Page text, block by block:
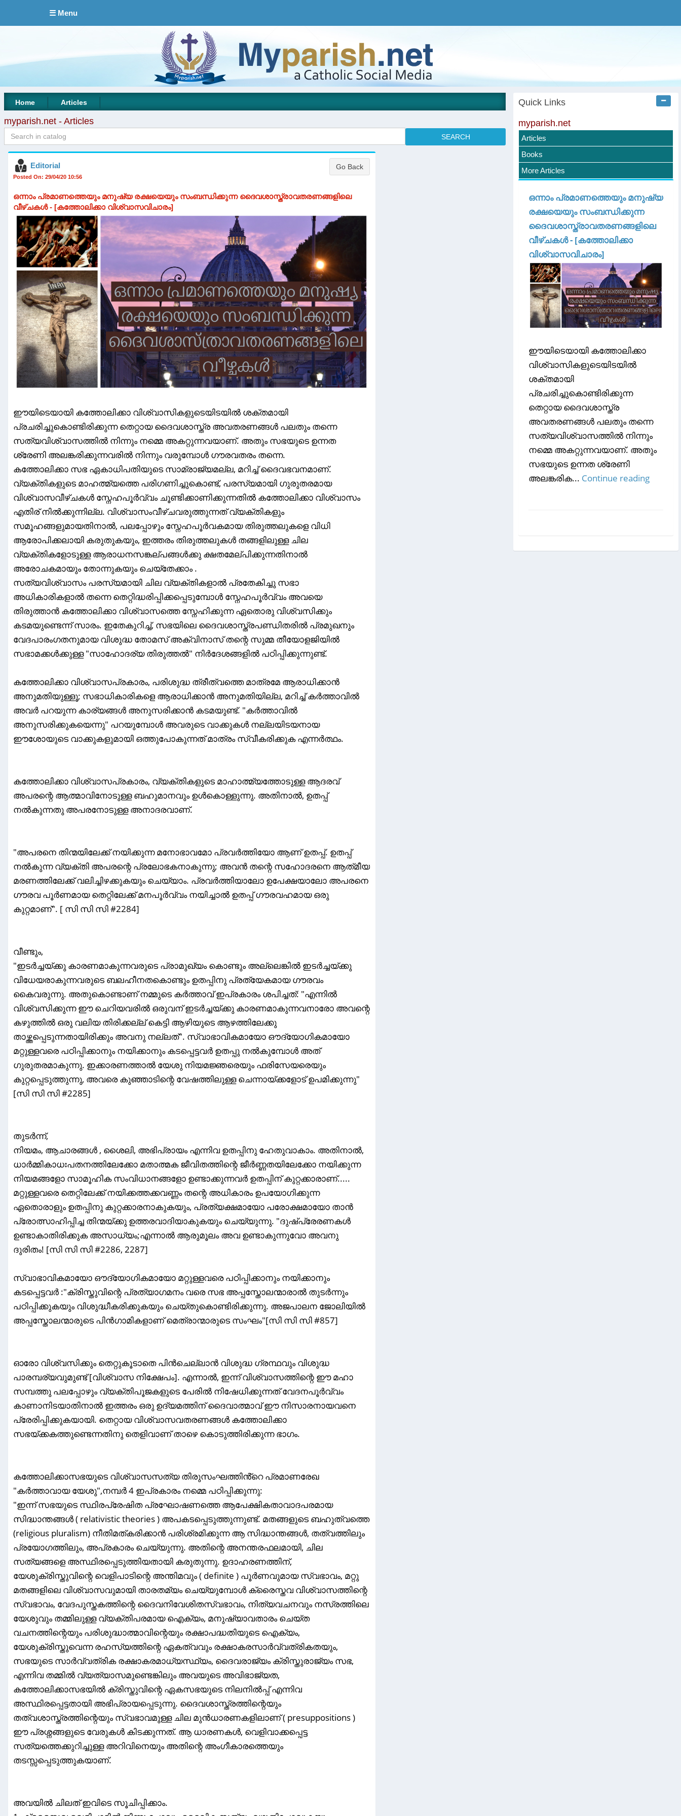
☰ Menu
Home Articles
myparish.net - Articles
Editorial
Posted On: 29/04/20 10:56
ഒന്നാം പ്രമാണത്തെയും മനുഷ്യ രക്ഷയെയും സംബന്ധിക്കുന്ന ദൈവശാസ്ത്രാവതരണങ്ങളിലെ
വീഴ്ചകൾ - [കത്തോലിക്കാ വിശ്വാസവിചാരം]
ഈയിടെയായി കത്തോലിക്കാ വിശ്വാസികളുടെയിടയിൽ ശക്തമായി
പ്രചരിച്ചുകൊണ്ടിരിക്കുന്ന തെറ്റായ ദൈവശാസ്ത്ര അവതരണങ്ങൾ പലതും തന്നെ
സത്യവിശ്വാസത്തിൽ നിന്നും നമ്മെ അകറ്റുന്നവയാണ്. അതും സഭയുടെ ഉന്നത
ശ്രേണി അലങ്കരിക്കുന്നവരിൽ നിന്നും വരുമ്പോൾ ഗൗരവതരം തന്നെ.
കത്തോലിക്കാ സഭ ഏകാധിപതിയുടെ സാമ്രാജ്യമല്ല, മറിച്ച് ദൈവഭവനമാണ്.
വ്യക്തികളുടെ മാഹത്മ്യത്തെ പരിഗണിച്ചുകൊണ്ട്, പരസ്യമായി ഗുരുതരമായ
വിശ്വാസവീഴ്ചകൾ സ്നേഹപൂർവ്വം ചൂണ്ടിക്കാണിക്കുന്നതിൽ കത്തോലിക്കാ വിശ്വാസം
എതിര് നിൽക്കുന്നില്ല. വിശ്വാസംവീഴ്ചവരുത്തുന്നത് വ്യക്തികളും
സമൂഹങ്ങളുമായതിനാൽ, പലപ്പോഴും സ്നേഹപൂർവകമായ തിരുത്തലുകളെ വിധി
ആരോപിക്കലായി കരുതുകയും, ഇത്തരം തിരുത്തലുകൾ തങ്ങളിലുള്ള ചില
വ്യക്തികളോടുള്ള ആരാധനസങ്കല്പങ്ങൾക്കു ക്ഷതമേല്പിക്കുന്നതിനാൽ
അരോചകമായും തോന്നുകയും ചെയ്തേക്കാം .
സത്യവിശ്വാസം പരസ്യമായി ചില വ്യക്തികളാൽ പ്രതേകിച്ചു സഭാ
അധികാരികളാൽ തന്നെ തെറ്റിദ്ധരിപ്പിക്കപ്പെടുമ്പോൾ സ്നേഹപൂർവ്വം അവയെ
തിരുത്താൻ കത്തോലിക്കാ വിശ്വാസത്തെ സ്നേഹിക്കുന്ന ഏതൊരു വിശ്വസിക്കും
കടമയുണ്ടെന്ന് സാരം. ഇതേകുറിച്ച്, സഭയിലെ ദൈവശാസ്ത്രപണ്ഡിതരിൽ പ്രമുഖനും
വേദപാരംഗതനുമായ വിശുദ്ധ തോമസ് അക്വിനാസ് തന്റെ സുമ്മ തീയോളജിയിൽ
സഭാമക്കൾക്കുള്ള "സാഹോദര്യ തിരുത്തൽ" നിർദേശങ്ങളിൽ പഠിപ്പിക്കുന്നുണ്ട്.
കത്തോലിക്കാ വിശ്വാസപ്രകാരം, പരിശുദ്ധ ത്രീത്വത്തെ മാത്രമേ ആരാധിക്കാൻ
അനുമതിയുള്ളൂ; സഭാധികാരികളെ ആരാധിക്കാൻ അനുമതിയില്ല, മറിച്ച് കർത്താവിൽ
അവർ പറയുന്ന കാര്യങ്ങൾ അനുസരിക്കാൻ കടമയുണ്ട്. "കർത്താവിൽ
അനുസരിക്കുകയെന്നു" പറയുമ്പോൾ അവരുടെ വാക്കുകൾ നല്ലയിടയനായ
ഈശോയുടെ വാക്കുകളുമായി ഒത്തുപോകുന്നത് മാത്രം സ്വീകരിക്കുക എന്നർത്ഥം.
കത്തോലിക്കാ വിശ്വാസപ്രകാരം, വ്യക്തികളുടെ മാഹാത്മ്യത്തോടുള്ള ആദരവ്
അപരന്റെ ആത്മാവിനോടുള്ള ബഹുമാനവും ഉൾകൊള്ളുന്നു. അതിനാൽ, ഉതപ്പ്
നൽകുന്നതു അപരനോടുള്ള അനാദരവാണ്‌.
"അപരനെ തിന്മയിലേക്ക് നയിക്കുന്ന മനോഭാവമോ പ്രവർത്തിയോ ആണ് ഉതപ്പ്‌. ഉതപ്പ്‌
നൽകുന്ന വ്യക്തി അപരന്റെ പ്രലോഭകനാകുന്നു; അവൻ തന്റെ സഹോദരനെ ആത്‌മീയ
മരണത്തിലേക്ക് വലിച്ചിഴക്കുകയും ചെയ്യാം. പ്രവർത്തിയാലോ ഉപേക്ഷയാലോ അപരനെ
ഗൗരവ പൂർണമായ തെറ്റിലേക്ക് മനപൂർവ്വം നയിച്ചാൽ ഉതപ്പ്‌ ഗൗരവഹമായ ഒരു
കുറ്റമാണ്". [ സി സി സി #2284]
വീണ്ടും,
"ഇടർച്ചയ്ക്കു കാരണമാകുന്നവരുടെ പ്രാമുഖ്യം കൊണ്ടും അല്ലെങ്കിൽ ഇടർച്ചയ്ക്കു
വിധേയരാകുന്നവരുടെ ബലഹീനതകൊണ്ടും ഉതപ്പിനു പ്രത്യേകമായ ഗൗരവം
കൈവരുന്നു. അതുകൊണ്ടാണ് നമ്മുടെ കർത്താവ് ഇപ്രകാരം ശപിച്ചത്: "എന്നിൽ
വിശ്വസിക്കുന്ന ഈ ചെറിയവരിൽ ഒരുവന് ഇടർച്ചയ്ക്കു കാരണമാകുന്നവനാരോ അവന്റെ
കഴുത്തിൽ ഒരു വലിയ തിരിക്കല്ല് കെട്ടി ആഴിയുടെ ആഴത്തിലേക്കു
താഴ്ത്തപ്പെടുന്നതായിരിക്കും അവനു നല്ലത്‌". സ്വാഭാവികമായോ ഔദ്യോഗികമായോ
മറ്റുള്ളവരെ പഠിപ്പിക്കാനും നയിക്കാനും കടപ്പെട്ടവർ ഉതപ്പു നൽകുമ്പോൾ അത്
ഗുരുതരമാകുന്നു. ഇക്കാരണത്താൽ യേശു നിയമജ്ഞരെയും ഫരിസേയരെയും
കുറ്റപ്പെടുത്തുന്നു, അവരെ കുഞ്ഞാടിന്റെ വേഷത്തിലുള്ള ചെന്നായ്ക്കളോട്‌ ഉപമിക്കുന്നു"
[സി സി സി #2285]
തുടർന്ന്,
നിയമം, ആചാരങ്ങൾ , ശൈലി, അഭിപ്രായം എന്നിവ ഉതപ്പിനു ഹേതുവാകാം. അതിനാൽ,
ധാർമ്മികാധഃപതനത്തിലേക്കോ മതാത്മക ജീവിതത്തിന്റെ ജീർണ്ണതയിലേക്കോ നയിക്കുന്ന
നിയമങ്ങളോ സാമൂഹിക സംവിധാനങ്ങളോ ഉണ്ടാക്കുന്നവർ ഉതപ്പിന് കുറ്റക്കാരാണ്.....
മറ്റുള്ളവരെ തെറ്റിലേക്ക്‌ നയിക്കത്തക്കവണ്ണം തന്റെ അധികാരം ഉപയോഗിക്കുന്ന
ഏതൊരാളും ഉതപ്പിനു കുറ്റക്കാരനാകുകയും, പ്രത്യക്ഷമായോ പരോക്ഷമായോ താൻ
പ്രോത്സാഹിപ്പിച്ച തിന്മയ്ക്കു ഉത്തരവാദിയാകുകയും ചെയ്യുന്നു. "ദുഷ്പ്രേരണകൾ
ഉണ്ടാകാതിരിക്കുക അസാധ്യം;എന്നാൽ ആരുമൂലം അവ ഉണ്ടാകുന്നുവോ അവനു
ദുരിതം! [സി സി സി #2286, 2287]
സ്വാഭാവികമായോ ഔദ്യോഗികമായോ മറ്റുള്ളവരെ പഠിപ്പിക്കാനും നയിക്കാനും
കടപ്പെട്ടവർ :"ക്രിസ്തുവിന്റെ പ്രത്യാഗമനം വരെ സഭ അപ്പസ്തോലന്മാരാൽ തുടർന്നും
പഠിപ്പിക്കുകയും വിശുദ്ധീകരിക്കുകയും ചെയ്തുകൊണ്ടിരിക്കുന്നു. അജപാലന ജോലിയിൽ
അപ്പസ്തോലന്മാരുടെ പിൻഗാമികളാണ് മെത്രാന്മാരുടെ സംഘം"[സി സി സി #857]
ഓരോ വിശ്വസിക്കും തെറ്റുകൂടാതെ പിൻചെല്ലാൻ വിശുദ്ധ ഗ്രന്ഥവും വിശുദ്ധ
പാരമ്പര്യവുമുണ്ട് [വിശ്വാസ നിക്ഷേപം]. എന്നാൽ, ഇന്ന് വിശ്വാസത്തിന്റെ ഈ മഹാ
സമ്പത്തു പലപ്പോഴും വ്യക്തിപൂജകളുടെ പേരിൽ നിഷേധിക്കുന്നത് വേദനപൂർവ്വം
കാണാനിടയാതിനാൽ ഇത്തരം ഒരു ഉദ്യമത്തിന് ദൈവാത്മാവ് ഈ നിസാരനായവനെ
പ്രേരിപ്പിക്കുകയായി. തെറ്റായ വിശ്വാസവതരണങ്ങൾ കത്തോലിക്കാ
സഭയ്ക്കകത്തുണ്ടെന്നതിനു തെളിവാണ് താഴെ കൊടുത്തിരിക്കുന്ന ഭാഗം.
കത്തോലിക്കാസഭയുടെ വിശ്വാസസത്യ തിരുസംഘത്തിൻ്റെ പ്രമാണരേഖ
"കർത്താവായ യേശു",നമ്പർ 4 ഇപ്രകാരം നമ്മെ പഠിപ്പിക്കുന്നു:
"ഇന്ന് സഭയുടെ സ്ഥിരപ്രേഷിത പ്രഘോഷണത്തെ ആപേക്ഷികതാവാദപരമായ
സിദ്ധാന്തങ്ങൾ ( relativistic theories ) അപകടപ്പെടുത്തുന്നുണ്ട്‌. മതങ്ങളുടെ ബഹുത്വത്തെ
(religious pluralism) നീതിമത്കരിക്കാൻ പരിശ്രമിക്കുന്ന ആ സിദ്ധാന്തങ്ങൾ, തത്വത്തിലും
പ്രയോഗത്തിലും, അപ്രകാരം ചെയ്യുന്നു. അതിന്റെ അനന്തരഫലമായി, ചില
സത്യങ്ങളെ അസ്ഥിരപ്പെടുത്തിയതായി കരുതുന്നു. ഉദാഹരണത്തിന്,
യേശുക്രിസ്തുവിന്റെ വെളിപാടിന്റെ അന്തിമവും ( definite ) പൂർണവുമായ സ്വഭാവം, മറ്റു
മതങ്ങളിലെ വിശ്വാസവുമായി താരതമ്യം ചെയ്യുമ്പോൾ ക്രൈസ്തവ വിശ്വാസത്തിന്റെ
സ്വഭാവം, വേദപുസ്തകത്തിന്റെ ദൈവനിവേശിതസ്വഭാവം, നിത്യവചനവും നസ്രത്തിലെ
യേശുവും തമ്മിലുള്ള വ്യക്തിപരമായ ഐക്യം, മനുഷ്യാവതാരം ചെയ്ത
വചനത്തിന്റെയും പരിശുദ്ധാത്മാവിന്റെയും രക്ഷാപദ്ധതിയുടെ ഐക്യം,
യേശുക്രിസ്തുവെന്ന രഹസ്യത്തിന്റെ ഏകത്വവും രക്ഷാകരസാർവ്വത്രികതയും,
സഭയുടെ സാർവ്വത്രിക രക്ഷാകരമാധ്യസ്ഥ്യം, ദൈവരാജ്യം ക്രിസ്തുരാജ്യം സഭ,
എന്നിവ തമ്മിൽ വ്യത്യാസമുണ്ടെങ്കിലും അവയുടെ അവിഭാജ്യത,
കത്തോലിക്കാസഭയിൽ ക്രിസ്തുവിന്റെ ഏകസഭയുടെ നിലനിൽപ്പ്‌ എന്നിവ
അസ്ഥിരപ്പെട്ടതായി അഭിപ്രായപ്പെടുന്നു. ദൈവശാസ്ത്രത്തിന്റെയും
തത്വശാസ്ത്രത്തിന്റെയും സ്വഭാവമുള്ള ചില മുൻധാരണകളിലാണ് ( presuppositions )
ഈ പ്രശ്നങ്ങളുടെ വേരുകൾ കിടക്കുന്നത്‌. ആ ധാരണകൾ, വെളിവാക്കപ്പെട്ട
സത്യത്തെക്കുറിച്ചുള്ള അറിവിനെയും അതിന്റെ അംഗീകാരത്തെയും
തടസ്സപ്പെടുത്തുകയാണ്.
അവയിൽ ചിലത്‌ ഇവിടെ സൂചിപ്പിക്കാം.
Quick Links
myparish.net
Articles
Books
More Articles
ഒന്നാം പ്രമാണത്തെയും മനുഷ്യ
രക്ഷയെയും സംബന്ധിക്കുന്ന
ദൈവശാസ്ത്രാവതരണങ്ങളിലെ
വീഴ്ചകൾ - [കത്തോലിക്കാ
വിശ്വാസവിചാരം]
ഈയിടെയായി കത്തോലിക്കാ
വിശ്വാസികളുടെയിടയിൽ
ശക്തമായി
പ്രചരിച്ചുകൊണ്ടിരിക്കുന്ന
തെറ്റായ ദൈവശാസ്ത്ര
അവതരണങ്ങൾ പലതും തന്നെ
സത്യവിശ്വാസത്തിൽ നിന്നും
നമ്മെ അകറ്റുന്നവയാണ്. അതും
സഭയുടെ ഉന്നത ശ്രേണി
അലങ്കരിക... Continue reading